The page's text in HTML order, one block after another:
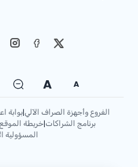
A
A
الفروع وأجهزة الصراف الآلي|بوابة
برنامج الشراكات|خريطة الموقع
المسؤولية